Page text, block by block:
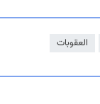
العقوبات